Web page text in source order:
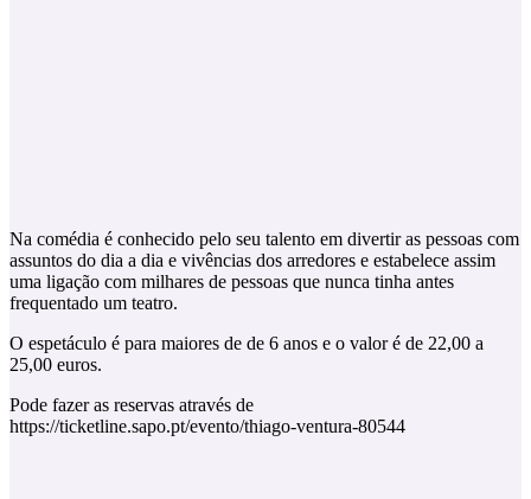
Na comédia é conhecido pelo seu talento em divertir as pessoas com
assuntos do dia a dia e vivências dos arredores e estabelece assim
uma ligação com milhares de pessoas que nunca tinha antes
frequentado um teatro.
O espetáculo é para maiores de de 6 anos e o valor é de 22,00 a
25,00 euros.
Pode fazer as reservas através de
https://ticketline.sapo.pt/evento/thiago-ventura-80544